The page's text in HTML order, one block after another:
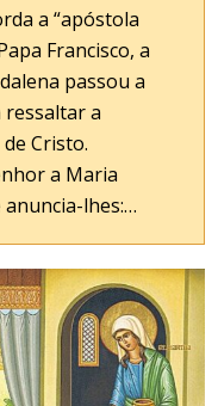
a “apóstola
Francisco, a
passou a
a
Cristo.
a Maria
anuncia-lhes:…